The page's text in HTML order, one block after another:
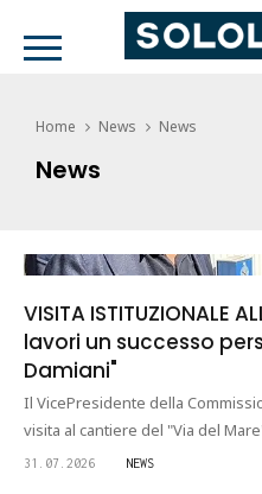
Home News News
News
VISITA ISTITUZIONALE
lavori un successo
Damiani"
Il VicePresidente della
visita al cantiere del "Via del
31.07.2026 NEWS